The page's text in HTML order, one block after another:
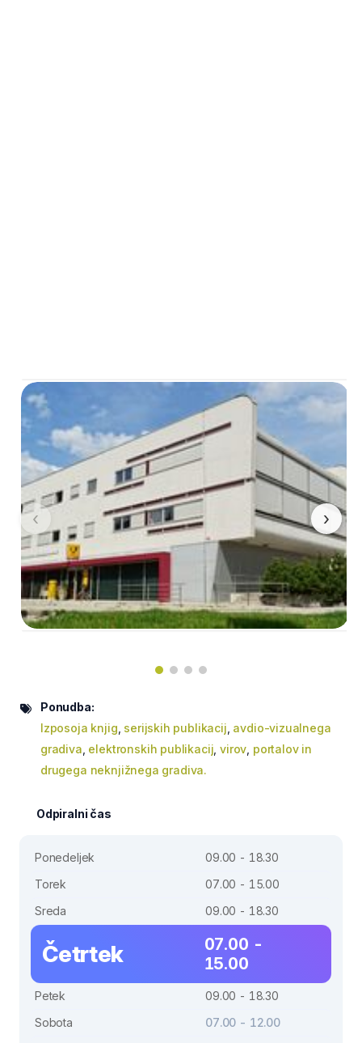
‹ ›
Ponudba:
Izposoja knjig serijskih publikacij avdio-vizualnega
gradiva elektronskih publikacij ,virov portalov in
drugega neknjižnega gradiva.
Odpiralni čas
Ponedeljek
09.00 - 18.30
Torek
07.00 - 15.00
Sreda
09.00 - 18.30
Četrtek
07.00 -
15.00
Petek
09.00 - 18.30
Sobota
07.00 - 12.00